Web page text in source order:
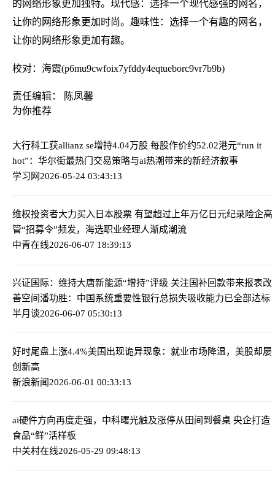
的网络形象更加独特。现代感：选择一个现代感强的网名，
让你的网络形象更加时尚。趣味性：选择一个有趣的网名，
让你的网络形象更加有趣。
校对：海霞(p6mu9cwfoix7yfddy4eqtueborc9vr7b9b)
责任编辑： 陈凤馨
为你推荐
大行科工获allianz se增持4.04万股 每股作价约52.02港元“run it
hot”：华尔街最热门交易策略与ai热潮带来的新经济叙事
学习网2026-05-24 03:43:13
维权投资者大力买入日本股票 有望超过上年万亿日元纪录险企高
管“招募令”频发，海选职业经理人渐成潮流
中青在线2026-06-07 18:39:13
兴证国际：维持大唐新能源“增持”评级 关注国补回款带来报表改
善空间潘功胜：中国系统重要性银行总损失吸收能力已全部达标
半月谈2026-06-07 05:30:13
好时尾盘上涨4.4%美国出现诡异现象：就业市场降温，美股却屡
创新高
新浪新闻2026-06-01 00:33:13
ai硬件方向再度走强，中科曙光触及涨停从田间到餐桌 央企打造
食品“鲜”活样板
中关村在线2026-05-29 09:48:13